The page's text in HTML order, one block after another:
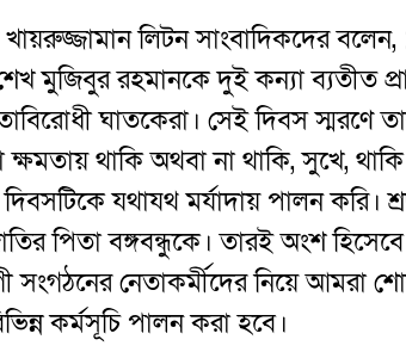
লিটন সাংবাদিকদের
মুজিবুর রহমানকে দুই কন্যা ব্যতীত
ঘাতকেরা। সেই দিবস স্মরণে
থাকি অথবা না থাকি, সুখে,
যথাযথ মর্যাদায় পালন করি।
জাতির পিতা বঙ্গবন্ধুকে। তারই অংশ
নেতাকর্মীদের নিয়ে আমরা
কর্মসূচি পালন করা হবে।